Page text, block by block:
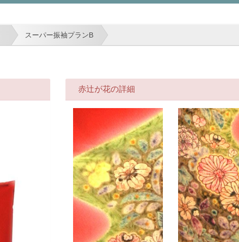
スーパー振袖プランB
赤辻が花の詳細